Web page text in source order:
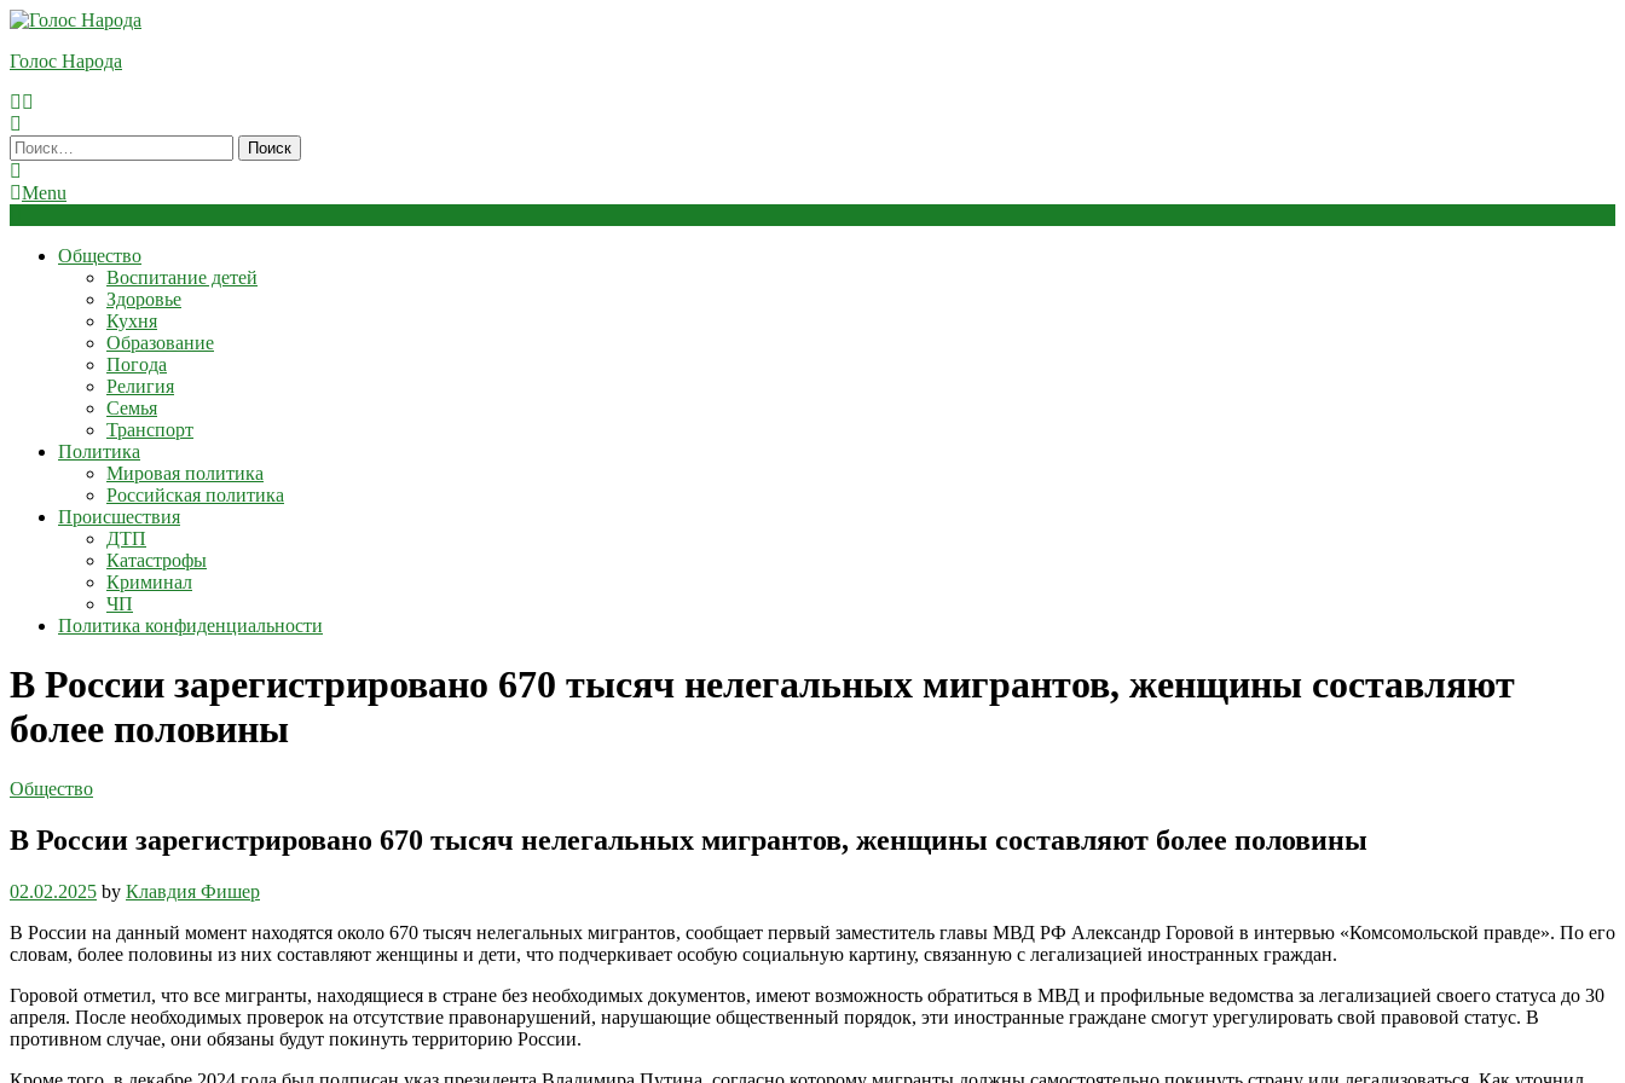
Skip
Content
Голос Народа
Найти:
Menu
Общество
Воспитание детей
Здоровье
Кухня
Образование
Погода
Религия
Семья
Транспорт
Политика
Мировая политика
Российская политика
Происшествия
ДТП
Катастрофы
Криминал
ЧП
Политика конфиденциальности
В России зарегистрировано 670 тысяч нелегальных мигрантов, женщины составляют
более половины
Общество
В России зарегистрировано 670 тысяч нелегальных мигрантов, женщины составляют более половины
02.02.2025 by Клавдия Фишер
В России на данный момент находятся около 670 тысяч нелегальных мигрантов, сообщает первый заместитель главы МВД РФ Александр Горовой в интервью «Комсомольской правде». По его
словам, более половины из них составляют женщины и дети, что подчеркивает особую социальную картину, связанную с легализацией иностранных граждан.
Горовой отметил, что все мигранты, находящиеся в стране без необходимых документов, имеют возможность обратиться в МВД и профильные ведомства за легализацией своего статуса до 30
апреля. После необходимых проверок на отсутствие правонарушений, нарушающие общественный порядок, эти иностранные граждане смогут урегулировать свой правовой статус. В
противном случае, они обязаны будут покинуть территорию России.